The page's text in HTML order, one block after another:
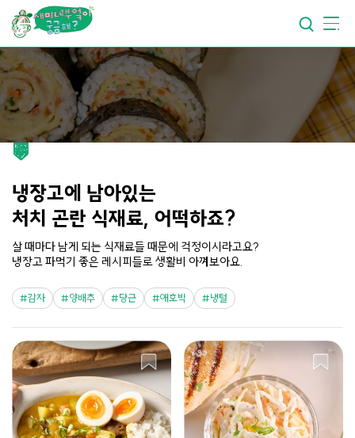
요리가건강해지는부엌
요리가쉬워지는부엌
냉장고에 남아있는
처치 곤란 식재료, 어떡하죠?
살 때마다 남게 되는 식재료들 때문에 걱정이시라고요?
냉장고 파먹기 좋은 레시피들로 생활비 아껴보아요.
감자 양배추 당근 애호박 냉털